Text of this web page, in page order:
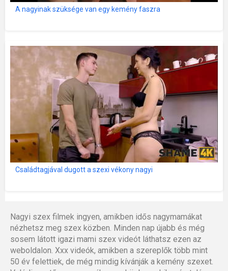
A nagyinak szüksége van egy kemény faszra
Családtagjával dugott a szexi vékony nagyi
Nagyi szex filmek ingyen, amikben idős nagymamákat
nézhetsz meg szex közben. Minden nap újabb és még
sosem látott igazi mami szex videót láthatsz ezen az
weboldalon. Xxx videók, amikben a szereplők több mint
50 év felettiek, de még mindig kívánják a kemény szexet.